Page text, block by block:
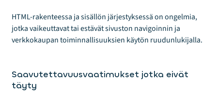
HTML-rakenteessa ja sisällön järjestyksessä on ongelmia,
jotka vaikeuttavat tai estävät sivuston navigoinnin ja
verkkokaupan toiminnallisuuksien käytön ruudunlukijalla.
Saavutettavuusvaatimukset jotka eivät
täyty